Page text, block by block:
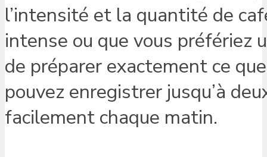
l’intensité et la quantité de
intense ou que vous préfériez
de préparer exactement ce
pouvez enregistrer jusqu’à
facilement chaque matin.